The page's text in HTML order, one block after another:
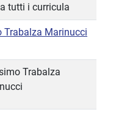
tutti i curricula
Trabalza Marinucci
Trabalza